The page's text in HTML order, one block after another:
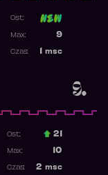
9.
Ost:
9
Max:
msc
Czas:
Ost.: 21
10
Max:
2 msc
Czas: